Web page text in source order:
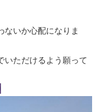
ないか心配になりま
いただけるよう願って